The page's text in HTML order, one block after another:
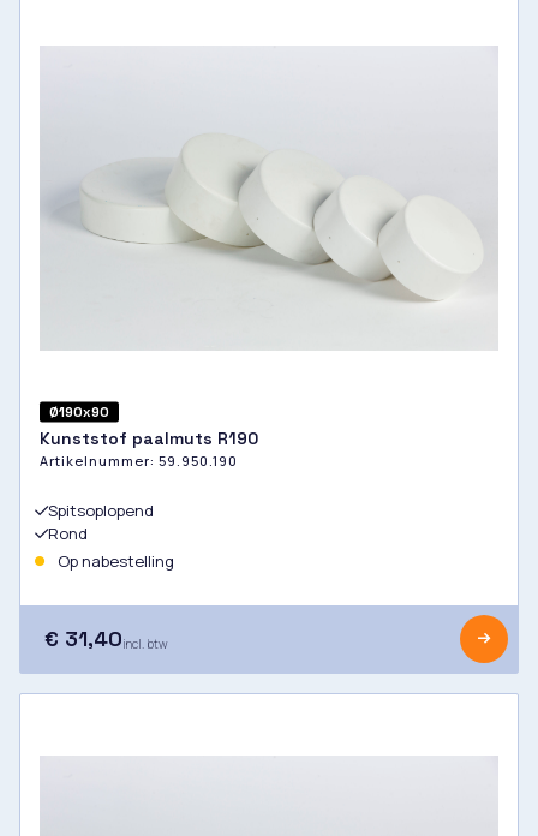
Ø190x90
Kunststof paalmuts R190
Artikelnummer: 59.950.190
Spitsoplopend
Rond
Op nabestelling
€ 31,40incl. btw